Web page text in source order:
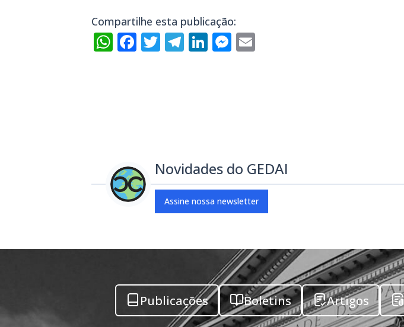
Compartilhe esta publicação:
WhatsApp
Facebook
Twitter
Telegram
LinkedIn
Messenger
Novidades do GEDAI
Assine nossa newsletter
Publicações Boletins Artigos